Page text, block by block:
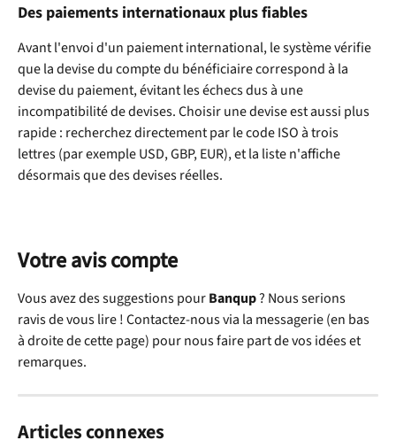
Des paiements internationaux plus fiables
Avant l'envoi d'un paiement international, le système vérifie
que la devise du compte du bénéficiaire correspond à la
devise du paiement, évitant les échecs dus à une
incompatibilité de devises. Choisir une devise est aussi plus
rapide : recherchez directement par le code ISO à trois
lettres (par exemple USD, GBP, EUR), et la liste n'affiche
désormais que des devises réelles.
Votre avis compte
Vous avez des suggestions pour Banqup ? Nous serions
ravis de vous lire ! Contactez-nous via la messagerie (en bas
à droite de cette page) pour nous faire part de vos idées et
remarques.
Articles connexes